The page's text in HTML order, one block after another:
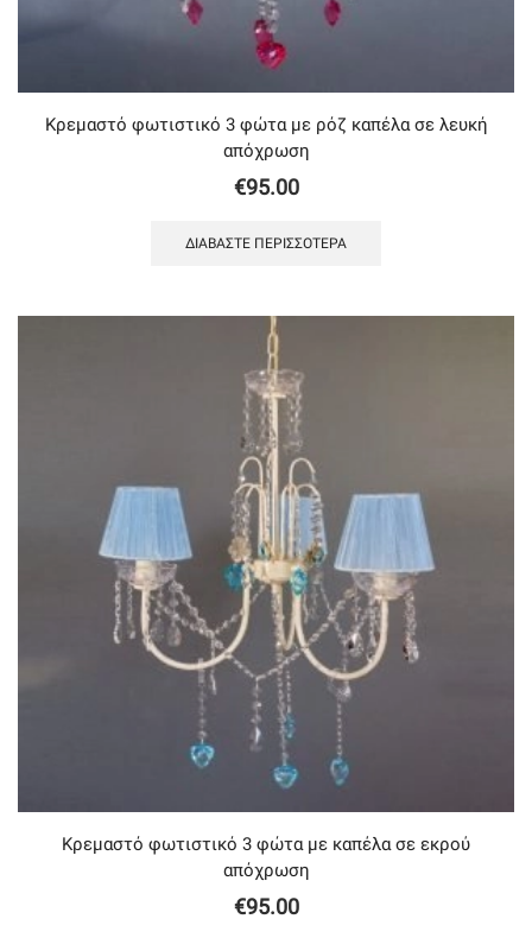
Κρεμαστό φωτιστικό 3 φώτα με ρόζ καπέλα σε λευκή
απόχρωση
€95.00
ΔΙΑΒΆΣΤΕ ΠΕΡΙΣΣΌΤΕΡΑ
Κρεμαστό φωτιστικό 3 φώτα με καπέλα σε εκρού
απόχρωση
€95.00